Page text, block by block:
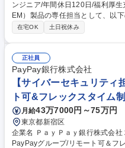
ンジニア/年間休日120日/福利厚生充実◎ 仕事の内容 次世代
EM）製品の専任担当として、以下
細】■SIEM環境の要件整理、構成
成・改善（ナレッジを活用）■お
支援 本人の適性や希望により当社
募集職種 【iTOC】SIEMエンジ
在宅OK 土日祝休み
正社員
PayPay銀行株式会社
【サイバーセキュリテ
ト可&フレックスタイム
月給43万7000円～75万円
東京都新宿区
企業名 ＰａｙＰａｙ銀行株式会社 求人名 【サイバーセキュリティ担当】
PayPayグループ/リモート可＆フレックスタイ